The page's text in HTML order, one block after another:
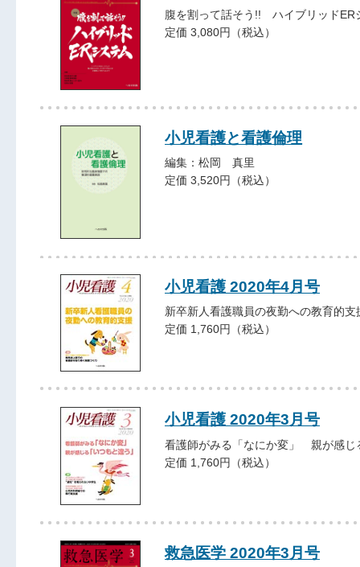
腹を割って話そう!! ハイブリッドER
定価 3,080円（税込）
小児看護と看護倫理
編集：松岡 真里
定価 3,520円（税込）
小児看護 2020年4月号
新卒新人看護職員の夜勤への教育的支
定価 1,760円（税込）
小児看護 2020年3月号
看護師がみる「なにか変」 親が感じ
定価 1,760円（税込）
救急医学 2020年3月号